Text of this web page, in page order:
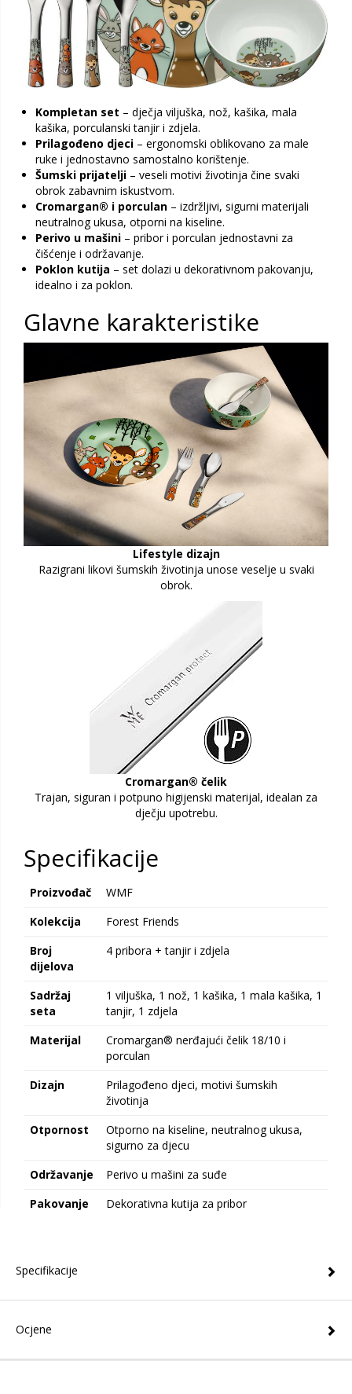
Kompletan set – dječja viljuška, nož, kašika, mala
kašika, porculanski tanjir i zdjela.
Prilagođeno djeci – ergonomski oblikovano za male
ruke i jednostavno samostalno korištenje.
Šumski prijatelji – veseli motivi životinja čine svaki
obrok zabavnim iskustvom.
Cromargan® i porculan – izdržljivi, sigurni materijali
neutralnog ukusa, otporni na kiseline.
Perivo u mašini – pribor i porculan jednostavni za
čišćenje i održavanje.
Poklon kutija – set dolazi u dekorativnom pakovanju,
idealno i za poklon.
Glavne karakteristike
Lifestyle dizajn
Razigrani likovi šumskih životinja unose veselje u svaki
obrok.
Cromargan® čelik
Trajan, siguran i potpuno higijenski materijal, idealan za
dječju upotrebu.
Specifikacije
Proizvođač
WMF
Kolekcija
Forest Friends
Broj
dijelova
4 pribora + tanjir i zdjela
Sadržaj
seta
1 viljuška, 1 nož, 1 kašika, 1 mala kašika, 1
tanjir, 1 zdjela
Materijal
Cromargan® nerđajući čelik 18/10 i
porculan
Dizajn
Prilagođeno djeci, motivi šumskih
životinja
Otpornost
Otporno na kiseline, neutralnog ukusa,
sigurno za djecu
Održavanje
Perivo u mašini za suđe
Pakovanje
Dekorativna kutija za pribor
Specifikacije
Ocjene